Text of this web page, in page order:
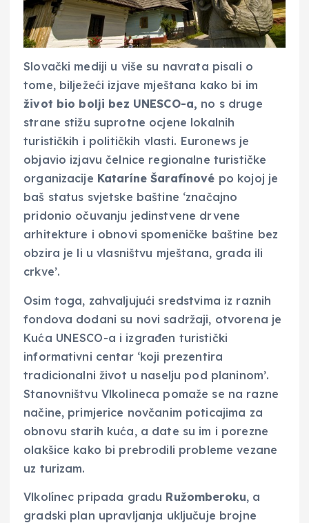
Slovački mediji u više su navrata pisali o
tome, bilježeći izjave mještana kako bi im
život bio bolji bez UNESCO-a, no s druge
strane stižu suprotne ocjene lokalnih
turističkih i političkih vlasti. Euronews je
objavio izjavu čelnice regionalne turističke
organizacije Kataríne Šarafínové po kojoj je
baš status svjetske baštine ‘značajno
pridonio očuvanju jedinstvene drvene
arhitekture i obnovi spomeničke baštine bez
obzira je li u vlasništvu mještana, grada ili
crkve’.
Osim toga, zahvaljujući sredstvima iz raznih
fondova dodani su novi sadržaji, otvorena je
Kuća UNESCO-a i izgrađen turistički
informativni centar ‘koji prezentira
tradicionalni život u naselju pod planinom’.
Stanovništvu Vlkolineca pomaže se na razne
načine, primjerice novčanim poticajima za
obnovu starih kuća, a date su im i porezne
olakšice kako bi prebrodili probleme vezane
uz turizam.
Vlkolínec pripada gradu Ružomberoku, a
gradski plan upravljanja uključuje brojne